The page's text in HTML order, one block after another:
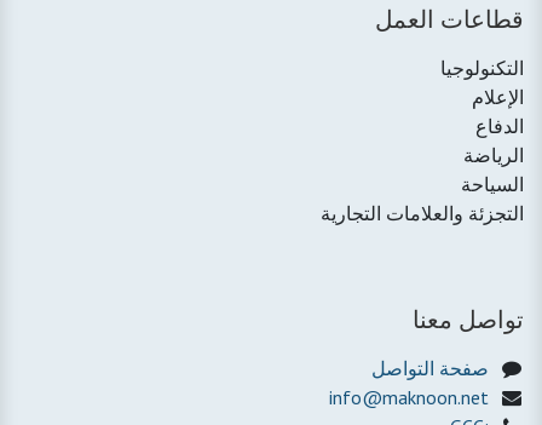
قطاعات العمل
التكنولوجيا
الإعلام
الدفاع
الرياضة
السياحة
التجزئة والعلامات التجارية
تواصل معنا
صفحة التواصل
info@maknoon.net